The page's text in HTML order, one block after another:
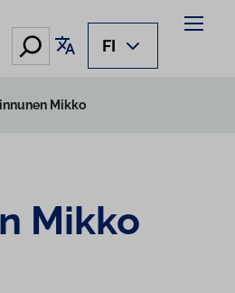
Hae Käännä sivu
FI
Mikko
Mikko